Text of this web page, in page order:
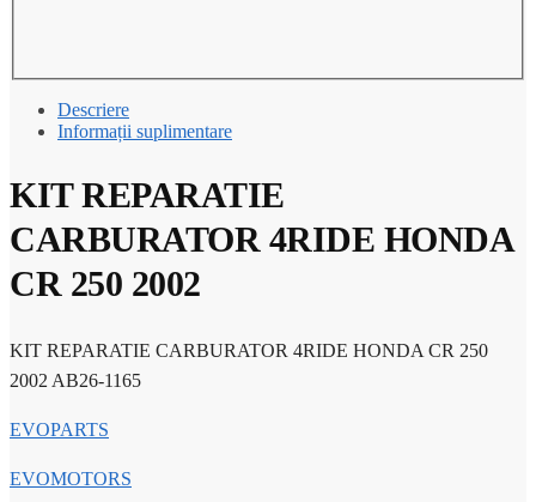
Descriere
Informații suplimentare
KIT REPARATIE
CARBURATOR 4RIDE HONDA
CR 250 2002
KIT REPARATIE CARBURATOR 4RIDE HONDA CR 250
2002 AB26-1165
EVOPARTS
EVOMOTORS